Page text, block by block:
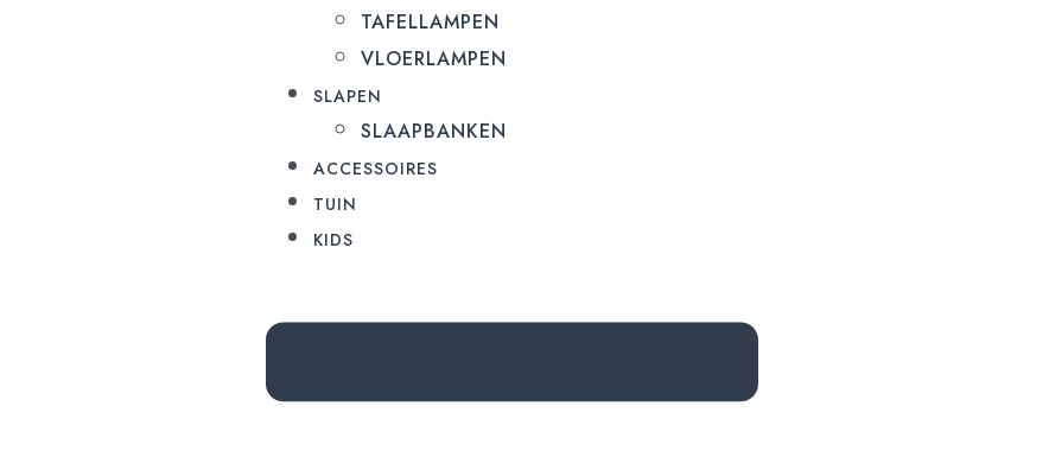
TAFELLAMPEN
VLOERLAMPEN
SLAPEN
SLAAPBANKEN
ACCESSOIRES
TUIN
KIDS